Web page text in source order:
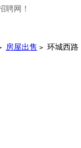
聘网！
房屋出售 > 环城西路